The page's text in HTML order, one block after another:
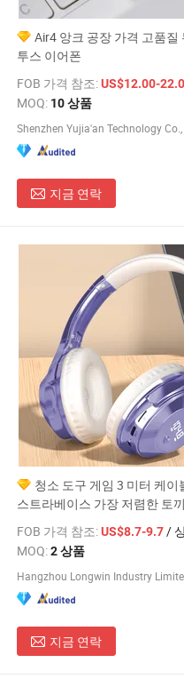
Air4 앙크 공장 가격 고품질
투스 이어폰
FOB 가격 참조:US$12.00-
MOQ: 10 상품
Shenzhen Yujia'an Technology Co.,
지금 연락
청소 도구 게임 3 미터 케이
스트라베이스 가장 저렴한 토
디오 저렴한 가격 안경 무선 싱
공장 제품 블루투스 이어폰
FOB 가격 참조:US$8.7-9.7/
MOQ:2 상품
Hangzhou Longwin Industry
지금 연락